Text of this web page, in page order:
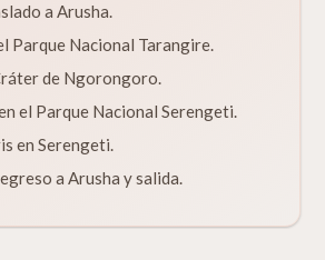
a Arusha.
Parque Nacional Tarangire.
de Ngorongoro.
el Parque Nacional Serengeti.
en Serengeti.
a Arusha y salida.